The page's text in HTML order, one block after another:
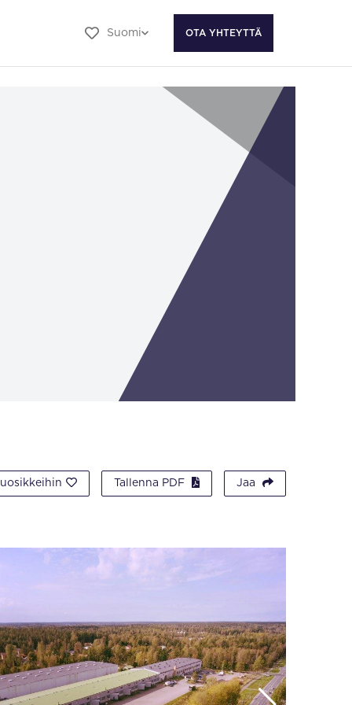
Suomi OTA YHTEYTTÄ
Tallenna PDF Jaa